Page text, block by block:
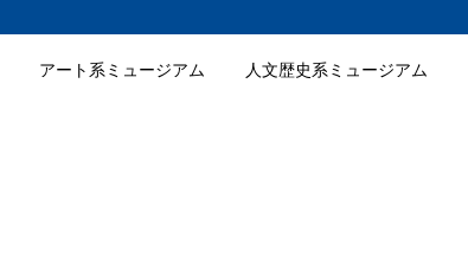
アート系ミュージアム 人文歴史系ミュージアム